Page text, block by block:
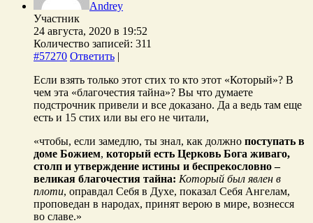
Andrey
Участник
24 августа, 2020 в 19:52
Количество записей: 311
#57270 Ответить |
Если взять только этот стих то кто этот «Который»? В
чем эта «благочестия тайна»? Вы что думаете
подстрочник привели и все доказано. Да а ведь там еще
есть и 15 стих или вы его не читали,
«чтобы, если замедлю, ты знал, как должно поступать в
доме Божием, который есть Церковь Бога живаго,
столп и утверждение истины и беспрекословно –
великая благочестия тайна: Который был явлен в
плоти, оправдал Себя в Духе, показал Себя Ангелам,
проповедан в народах, принят верою в мире, вознесся
во славе.»